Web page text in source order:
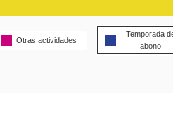
Otras actividades
Temporada
abono